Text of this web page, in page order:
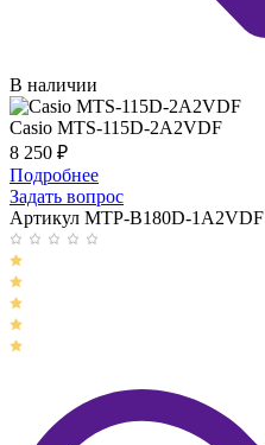
В наличии
Casio MTS-115D-2A2VDF
8 250 ₽
Подробнее
Задать вопрос
Артикул MTP-B180D-1A2VDF